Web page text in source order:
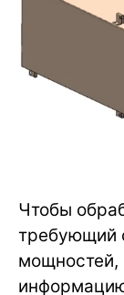
Чтобы
требующий
мощностей,